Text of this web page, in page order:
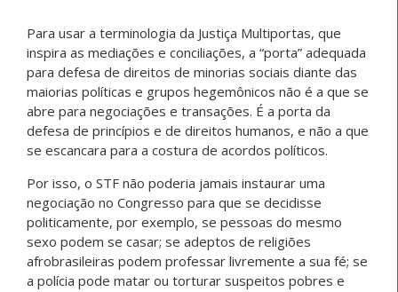
Para usar a terminologia da Justiça Multiportas, que
inspira as mediações e conciliações, a “porta” adequada
para defesa de direitos de minorias sociais diante das
maiorias políticas e grupos hegemônicos não é a que se
abre para negociações e transações. É a porta da
defesa de princípios e de direitos humanos, e não a que
se escancara para a costura de acordos políticos.
Por isso, o STF não poderia jamais instaurar uma
negociação no Congresso para que se decidisse
politicamente, por exemplo, se pessoas do mesmo
sexo podem se casar; se adeptos de religiões
afrobrasileiras podem professar livremente a sua fé; se
a polícia pode matar ou torturar suspeitos pobres e